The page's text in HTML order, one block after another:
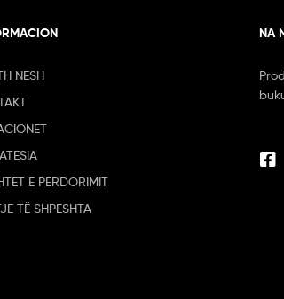
NESH
E PERDORIMIT
TË SHPESHTA
NA